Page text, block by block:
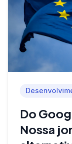
Do
Nossa